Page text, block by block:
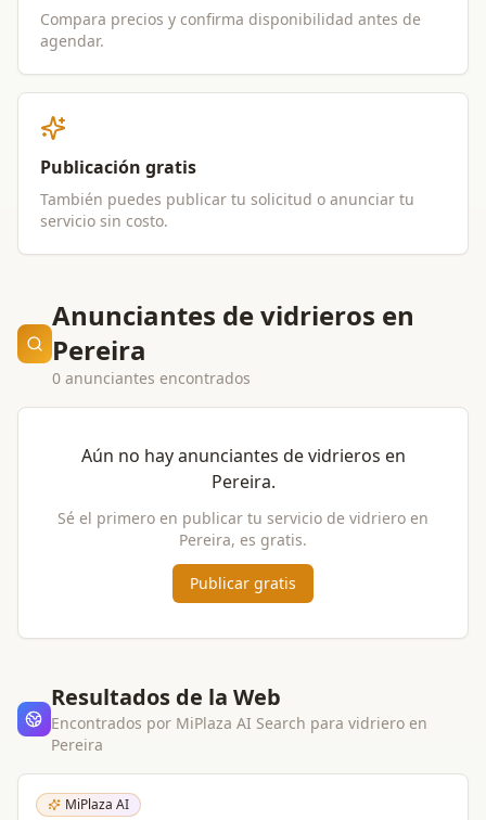
Compara precios y confirma disponibilidad antes de
agendar.
Publicación gratis
También puedes publicar tu solicitud o anunciar tu
servicio sin costo.
Anunciantes de vidrieros en
Pereira
0 anunciantes encontrados
Aún no hay anunciantes devidrieros en
Pereira.
Sé el primero en publicar tu servicio de vidriero en
Pereira, es gratis.
Publicar gratis
Resultados de la Web
Encontrados por MiPlaza AI Search para vidrieroen
Pereira
MiPlaza AI